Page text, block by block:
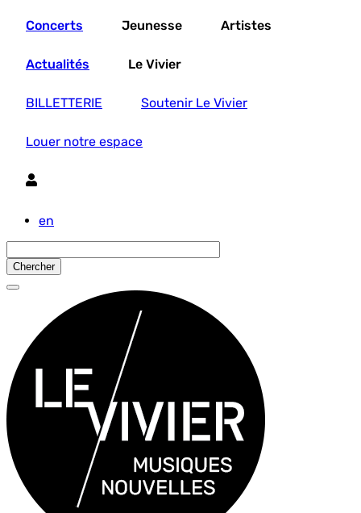
principal
Concerts Jeunesse Artistes
Actualités Le Vivier
BILLETTERIE Soutenir Le Vivier
Louer notre espace
en